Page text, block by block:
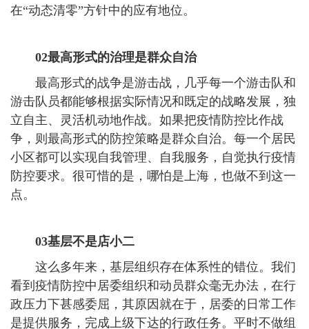
在“动态清零”方针中的应有地位。
02最高形式的治理是群众自治
最高形式的战争是游击战，几乎每一个游击队和
游击队员都能够根据实际情况和既定的战略发展，独
立自主、灵活机动地作战。如果把疫情防控比作战
争，则最高形式的防控策略是群众自治。每一个居民
小区都可以实现自我管理、自我服务，自觉执行疫情
防控要求。很可惜的是，哪怕是上海，也做不到这一
点。
03基层不是店小二
这么多年来，基层组织存在体系性的错位。我们
看到疫情防控中居委组织和动员群众毫无办法，在行
政压力下甚感委屈，其原因就在于，居委的日常工作
是提供服务，完成上级下达的行政任务。平时不做组